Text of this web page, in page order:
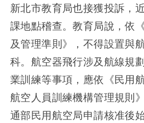
新北市教育局也接獲投訴，
課地點稽查。教育局說，依
及管理準則》， 不得設置與
科。航空器飛行涉及航線規
業訓練等事項，應依《民用
航空人員訓練機構管理規則
通部民用航空局申請核准後始